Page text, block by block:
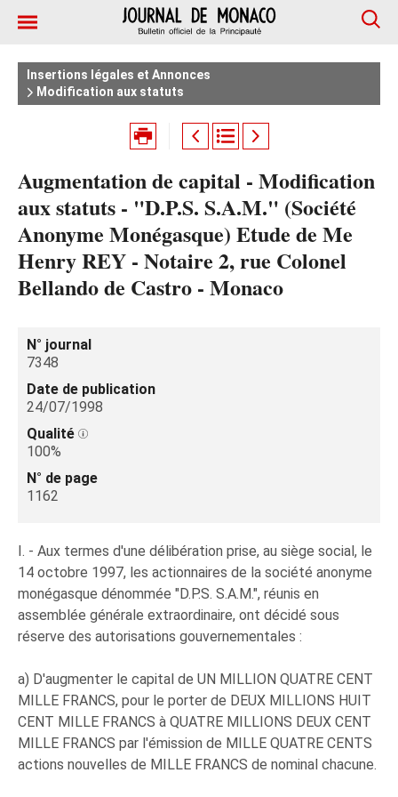
Insertions légales et Annonces
Modification aux statuts
Augmentation de capital - Modification
aux statuts - "D.P.S. S.A.M." (Société
Anonyme Monégasque) Etude de Me
Henry REY - Notaire 2, rue Colonel
Bellando de Castro - Monaco
N° journal
7348
Date de publication
24/07/1998
Qualité
100%
N° de page
1162
I. - Aux termes d'une délibération prise, au siège social, le
14 octobre 1997, les actionnaires de la société anonyme
monégasque dénommée "D.P.S. S.A.M.", réunis en
assemblée générale extraordinaire, ont décidé sous
réserve des autorisations gouvernementales :
a) D'augmenter le capital de UN MILLION QUATRE CENT
MILLE FRANCS, pour le porter de DEUX MILLIONS HUIT
CENT MILLE FRANCS à QUATRE MILLIONS DEUX CENT
MILLE FRANCS par l'émission de MILLE QUATRE CENTS
actions nouvelles de MILLE FRANCS de nominal chacune.